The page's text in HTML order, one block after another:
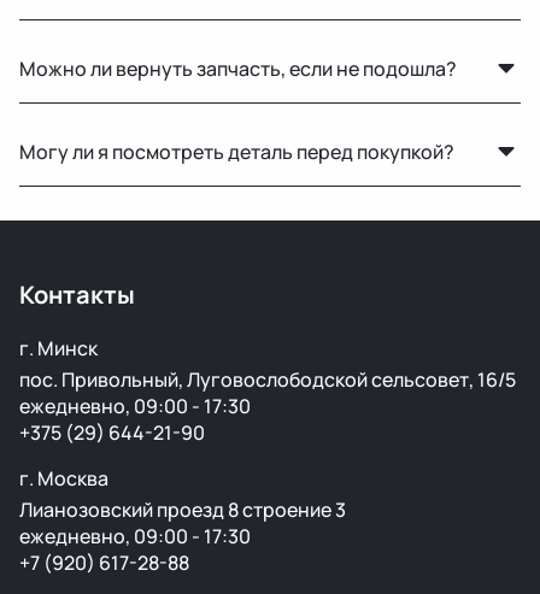
установку. Если деталь не подошла или имеет
скрытый дефект — заменим или вернём деньги.
Можно ли вернуть запчасть, если не подошла?
сохранении товарного вида и целостности пломб.
Могу ли я посмотреть деталь перед покупкой?
Контакты
г. Минск
пос. Привольный, Луговослободской сельсовет, 16/5
ежедневно, 09:00 - 17:30
+375 (29) 644-21-90
г. Москва
Лианозовский проезд 8 строение 3
ежедневно, 09:00 - 17:30
+7 (920) 617-28-88